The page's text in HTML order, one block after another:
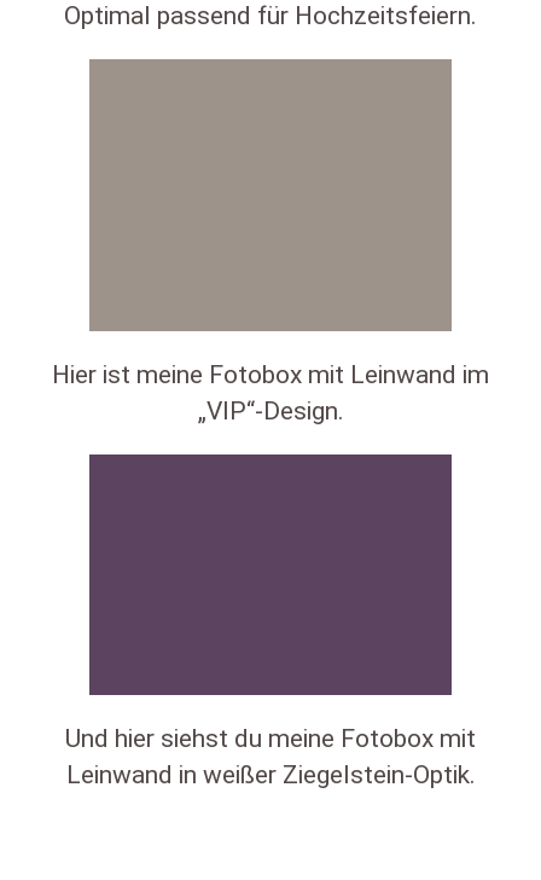
Optimal passend für Hochzeitsfeiern.
Hier ist meine Fotobox mit Leinwand im
„VIP“-Design.
Und hier siehst du meine Fotobox mit
Leinwand in weißer Ziegelstein-Optik.